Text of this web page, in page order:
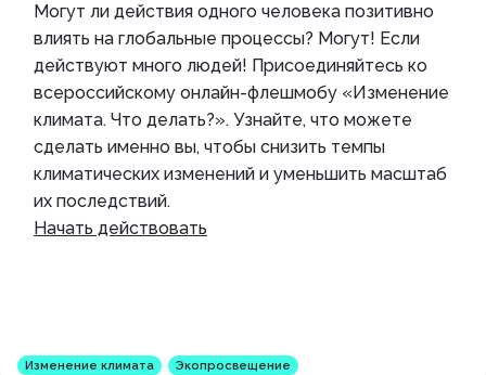
Могут ли действия одного человека позитивно
влиять на глобальные процессы? Могут! Если
действуют много людей! Присоединяйтесь ко
всероссийскому онлайн-флешмобу «Изменение
климата. Что делать?». Узнайте, что можете
сделать именно вы, чтобы снизить темпы
климатических изменений и уменьшить масштаб
их последствий.
Начать действовать
Изменение климата Экопросвещение